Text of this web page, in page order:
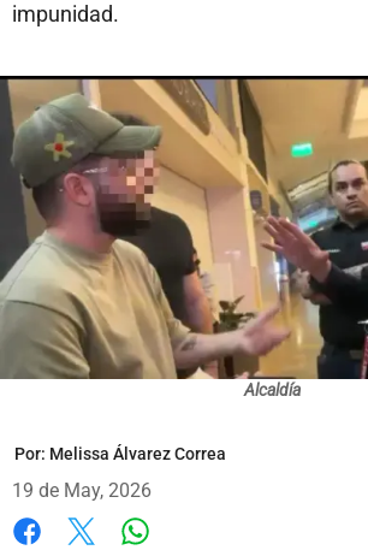
impunidad.
Alcaldía
Por: Melissa Álvarez Correa
19 de May, 2026